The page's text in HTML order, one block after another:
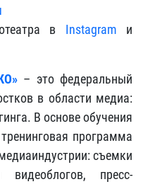
в Instagram и
– это федеральный
в области медиа:
В основе обучения
программа
съемки
видеоблогов, пресс-